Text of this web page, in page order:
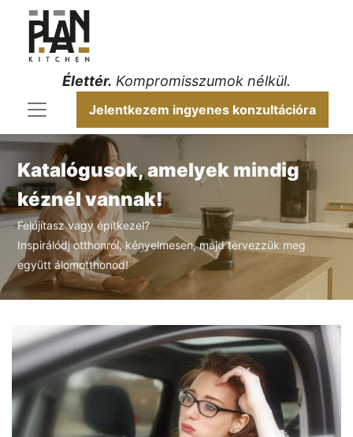
Jelentkezem ingyenes konzultációra
Élettér. Kompromisszumok nélkül.
Katalógusok, amelyek mindig
kéznél vannak!​
Felújítasz vagy építkezel?
Inspirálódj otthonról, kényelmesen, majd tervezzük meg
együtt álomotthonod!